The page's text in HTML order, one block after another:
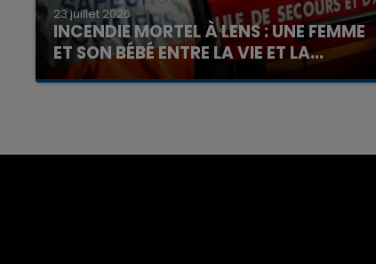
23 juillet 2026
INCENDIE MORTEL À LENS : UNE FEMME
ET SON BÉBÉ ENTRE LA VIE ET LA...
Un homme s'est immolé par le feu après avoir